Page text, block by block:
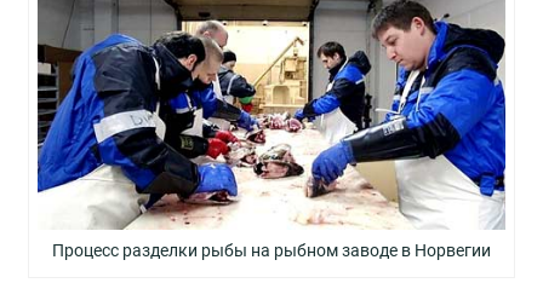
Процесс разделки рыбы на рыбном заводе в Норвегии